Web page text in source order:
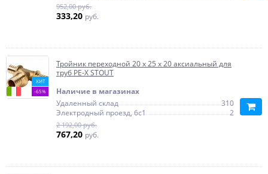
952,00 руб.
333,20 руб.
ХИТ
-65%
Тройник переходной 20 x 25 x 20 аксиальный для
труб PE-X STOUT
Наличие в магазинах
Удаленный склад
310
Электродный проезд, 6с1
2
2 192,00 руб.
767,20 руб.